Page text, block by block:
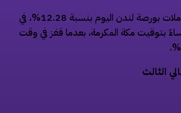
وارتفع السهم خلال تعاملات بورصة لندن اليوم بنسبة 12.28%، في
01:42 مساءً بتوقيت مكة المكرمة، بعدما قفز في وقت
الثالث